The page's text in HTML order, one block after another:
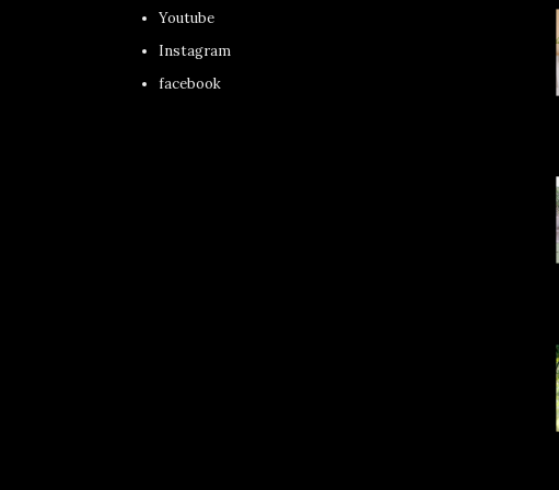
Youtube
Instagram
facebook